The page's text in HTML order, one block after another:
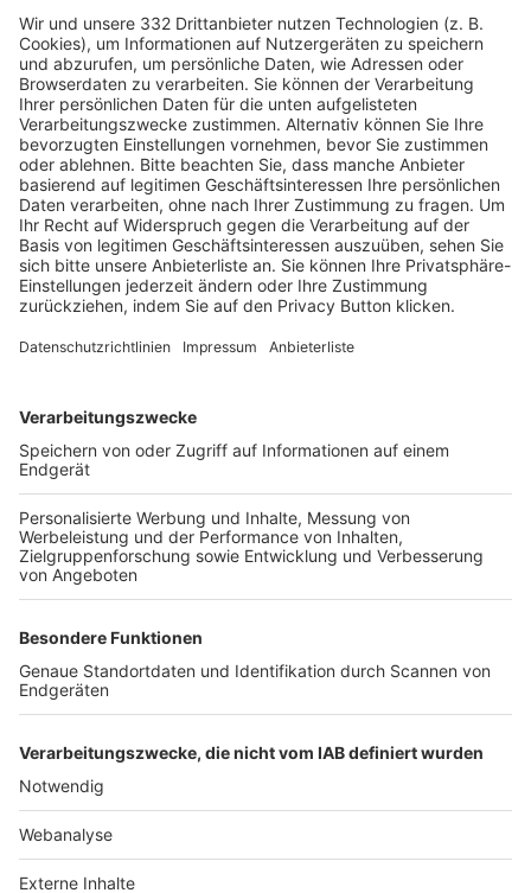
HÄUFIG BESUCHTE SEITEN
Pässe und Vereinswechsel
Trainerausbildung
Schulungsangebot Vereinsmitarbeiter
BFV-Geschäftsstellen
Trainerbörse
Login SpielPlus
FOLGE DEM BFV
TOP-VEREINE
TOP-PARTNER
Nutzungsbedingungen Datenschutz Impressum